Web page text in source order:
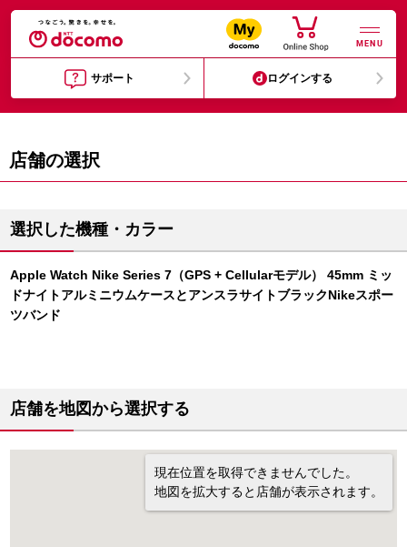
MENU
サポート ログインする
店舗の選択
選択した機種・カラー
Apple Watch Nike Series 7（GPS + Cellularモデル） 45mm ミッ
ドナイトアルミニウムケースとアンスラサイトブラックNikeスポー
ツバンド
店舗を地図から選択する
現在位置を取得できませんでした。
地図を拡大すると店舗が表示されます。